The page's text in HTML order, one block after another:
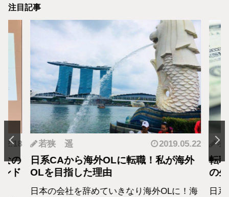
注目記事
の
ド
若狭 遥 2019.05.22
日系CAから海外OLに転職！私が海外
OLを目指した理由
日本の会社を辞めていきなり海外OLに！海
羽
転
の
日